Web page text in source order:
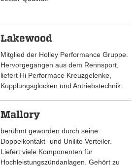
Lakewood
Mitglied der Holley Performance Gruppe.
Hervorgegangen aus dem Rennsport,
liefert Hi Performace Kreuzgelenke,
Kupplungsglocken und Antriebstechnik.
Mallory
berühmt geworden durch seine
Doppelkontakt- und Unilite Verteiler.
Liefert viele Komponenten für
Hochleistungszündanlagen. Gehört zu